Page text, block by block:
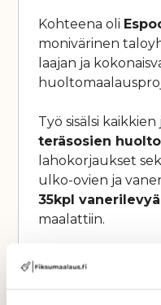
Kohteena oli
monivärinen
laajan ja
Työ sisälsi
teräsosien
lahokorjaukset
ulko-ovien ja
35kpl
maalattiin.
kauttaaltaan ja